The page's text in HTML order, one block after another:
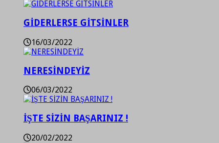
GİDERLERSE GİTSİNLER
16/03/2022
NERESİNDEYİZ
06/03/2022
İŞTE SİZİN BAŞARINIZ !
20/02/2022